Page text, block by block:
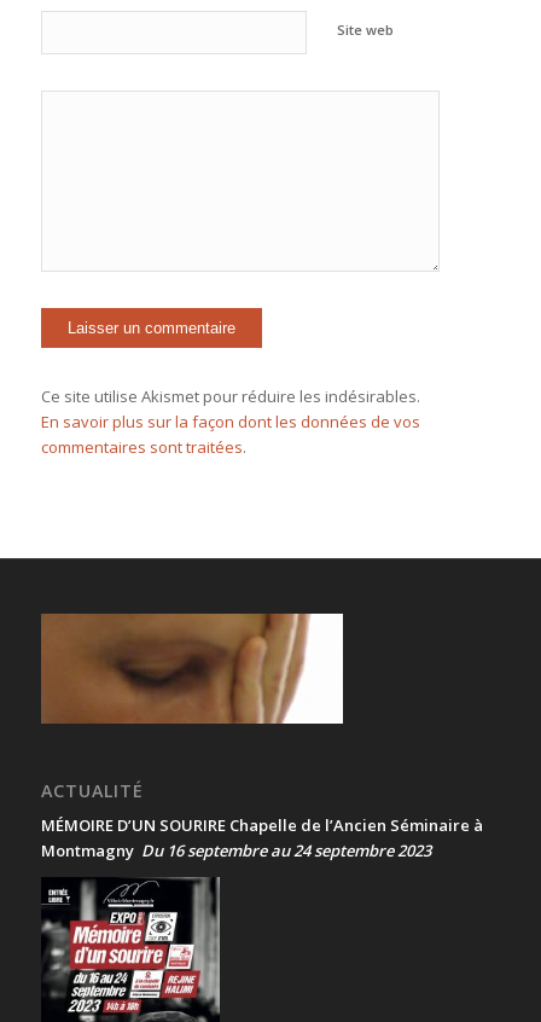
Site web
Ce site utilise Akismet pour réduire les indésirables.
En savoir plus sur la façon dont les données de vos
commentaires sont traitées.
ACTUALITÉ
MÉMOIRE D’UN SOURIRE Chapelle de l’Ancien Séminaire à
Montmagny Du 16 septembre au 24 septembre 2023